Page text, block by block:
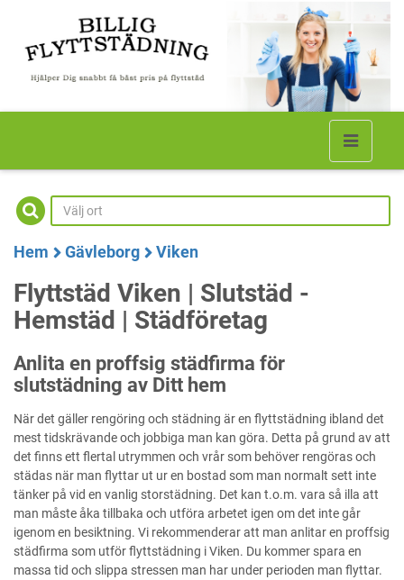
Hem Gävleborg Viken
Flyttstäd Viken | Slutstäd -
Hemstäd | Städföretag
Anlita en proffsig städfirma för
slutstädning av Ditt hem
När det gäller rengöring och städning är en flyttstädning ibland det
mest tidskrävande och jobbiga man kan göra. Detta på grund av att
det finns ett flertal utrymmen och vrår som behöver rengöras och
städas när man flyttar ut ur en bostad som man normalt sett inte
tänker på vid en vanlig storstädning. Det kan t.o.m. vara så illa att
man måste åka tillbaka och utföra arbetet igen om det inte går
igenom en besiktning. Vi rekommenderar att man anlitar en proffsig
städfirma som utför flyttstädning i Viken. Du kommer spara en
massa tid och slippa stressen man har under perioden man flyttar.